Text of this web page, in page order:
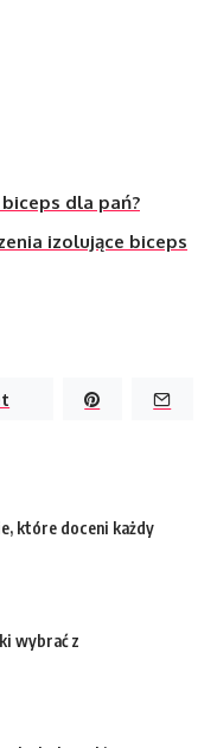
dla pań?
izolujące biceps
które doceni każdy
wybrać z